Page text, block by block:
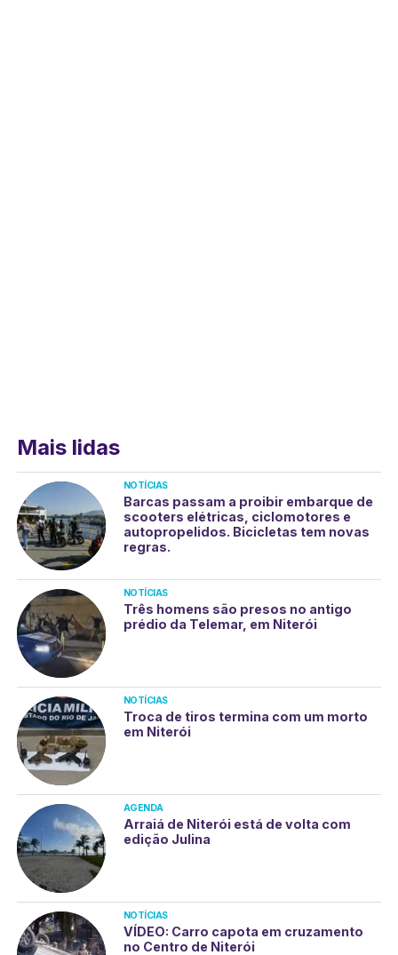
Mais lidas
NOTÍCIAS
Barcas passam a proibir embarque de
scooters elétricas, ciclomotores e
autopropelidos. Bicicletas tem novas
regras.
NOTÍCIAS
Três homens são presos no antigo
prédio da Telemar, em Niterói
NOTÍCIAS
Troca de tiros termina com um morto
em Niterói
AGENDA
Arraiá de Niterói está de volta com
edição Julina
NOTÍCIAS
VÍDEO: Carro capota em cruzamento
no Centro de Niterói